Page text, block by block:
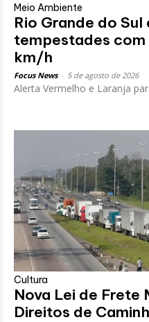
Meio Ambiente
Rio Grande do
tempestades
km/h
Focus News 5 de agosto de 2026
Alerta Vermelho e Laranja
Cultura
Nova Lei de Frete
Direitos de